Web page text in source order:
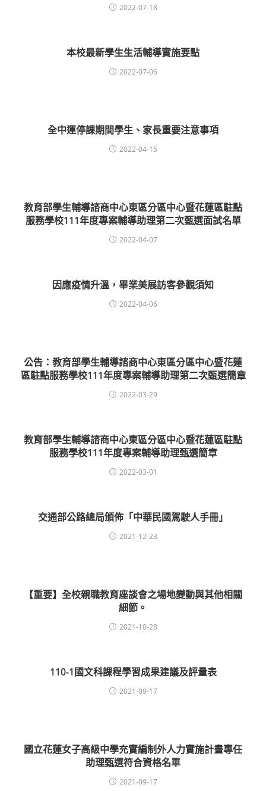
2022-07-18
本校最新學生生活輔導實施要點
2022-07-06
全中運停課期間學生、家長重要注意事項
2022-04-15
教育部學生輔導諮商中心東區分區中心暨花蓮區駐點
服務學校111年度專案輔導助理第二次甄選面試名單
2022-04-07
因應疫情升溫，畢業美展訪客參觀須知
2022-04-06
公告：教育部學生輔導諮商中心東區分區中心暨花蓮
區駐點服務學校111年度專案輔導助理第二次甄選簡章
2022-03-29
教育部學生輔導諮商中心東區分區中心暨花蓮區駐點
服務學校111年度專案輔導助理甄選簡章
2022-03-01
交通部公路總局頒佈「中華民國駕駛人手冊」
2021-12-23
【重要】全校親職教育座談會之場地變動與其他相關
細節。
2021-10-28
110-1國文科課程學習成果建議及評量表
2021-09-17
國立花蓮女子高級中學充實編制外人力實施計畫專任
助理甄選符合資格名單
2021-09-17